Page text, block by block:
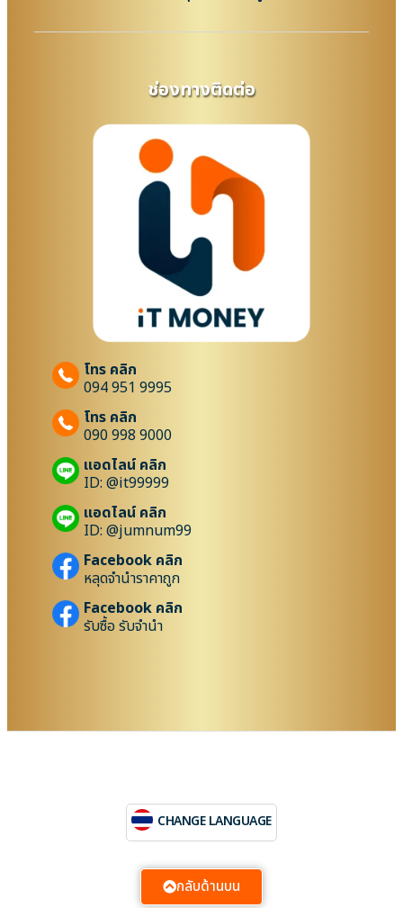
ช่องทางติดต่อ
โทร คลิก
094 951 9995
โทร คลิก
090 998 9000
แอดไลน์ คลิก
ID: @it99999
แอดไลน์ คลิก
ID: @jumnum99
Facebook คลิก
หลุดจำนำราคาถูก
Facebook คลิก
รับซื้อ รับจำนำ
CHANGE LANGUAGE
กลับด้านบน